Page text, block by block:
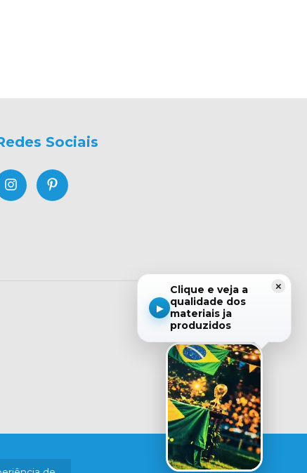
Sociais
×
▶
Clique e veja a
qualidade dos
materiais ja
produzidos